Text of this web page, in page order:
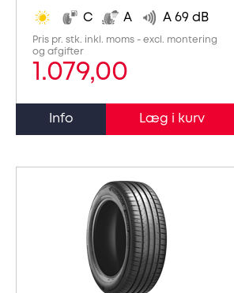
Serviceaftale
Udstødning
SDS
kvalitetskontrol
Finansiering
C A A 69 dB
Pris pr. stk. inkl. moms - excl. montering
og afgifter
1.079,00
Info